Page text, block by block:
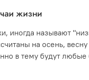
жизни
иногда называют
на осень,
в тему будут